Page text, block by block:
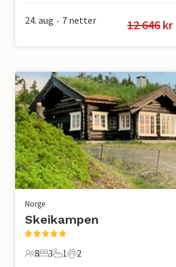
24. aug • 7 netter 12 646 kr
Norge
Skeikampen
8 Gjester
8
3 Soverom
3
1 Bad
1
2 Kjæledyr
2